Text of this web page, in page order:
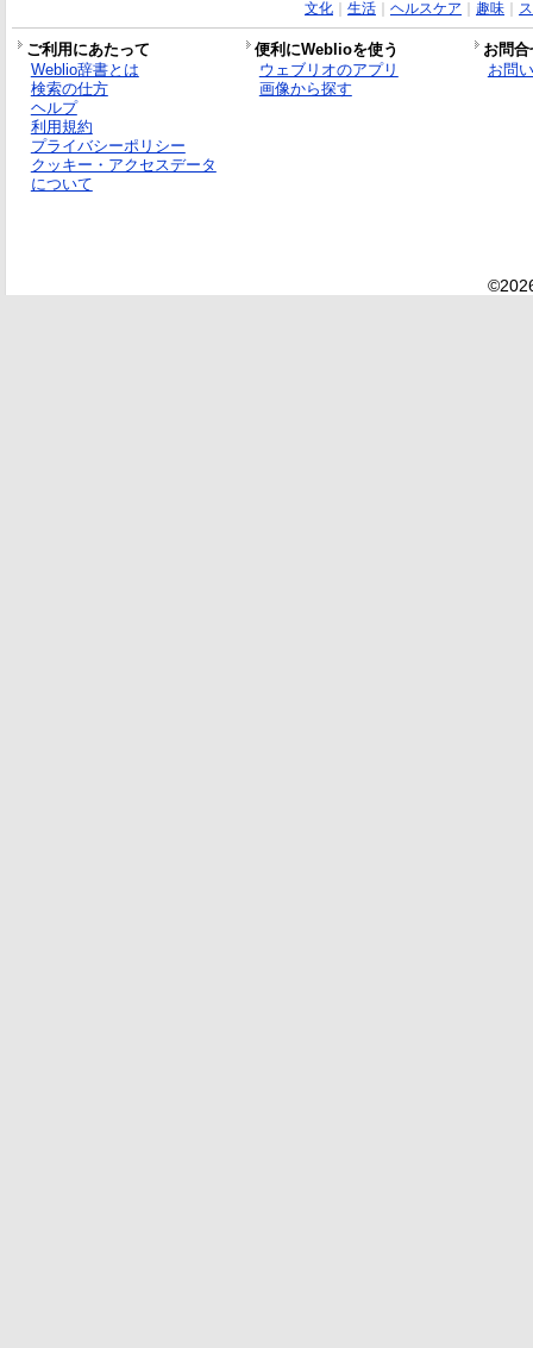
文化｜ 生活｜ ヘルスケア 趣味｜
ご利用にあたって 便利にWeblioを使う
お問
Weblio辞書とは
検索の仕方
ヘルプ
利用規約
プライバシーポリシー
クッキー・アクセスデータ
について
ウェブリオのアプリ
画像から探す
お問